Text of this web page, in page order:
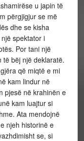
u japin të
përgjigjur se më
dhe se kisha
spektator i
Por tani një
bëj një deklaratë.
që miqtë e mi
kam lindur në
pjesë në krahinën e
kam luajtur si
Ata mendojnë
njeh historinë e
se, si